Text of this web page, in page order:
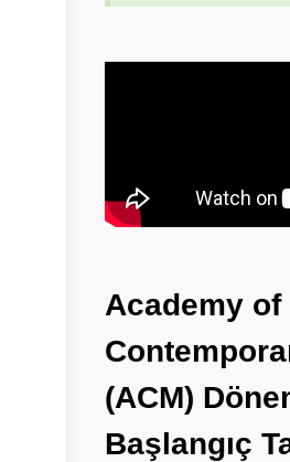
Academy of
(ACM)
Başlangıç